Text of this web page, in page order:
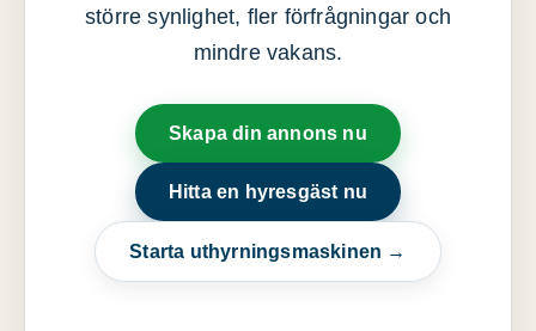
större synlighet, fler förfrågningar och
mindre vakans.
Skapa din annons nu
Hitta en hyresgäst nu
Starta uthyrningsmaskinen →